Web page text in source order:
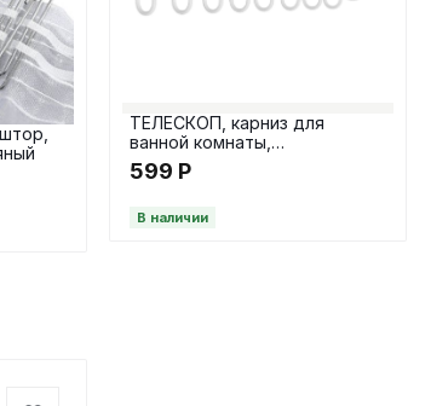
ТЕЛЕСКОП, карниз для
ванной комнаты,
телескопический 120-220 см,
белый
599 Р
В наличии